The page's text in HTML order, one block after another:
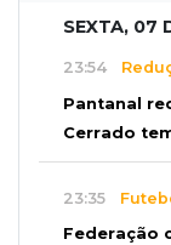
SEXTA, 07
23:54
Pantanal
Cerrado
23:35
Federação